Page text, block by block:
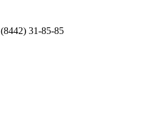
(8442) 31-85-85